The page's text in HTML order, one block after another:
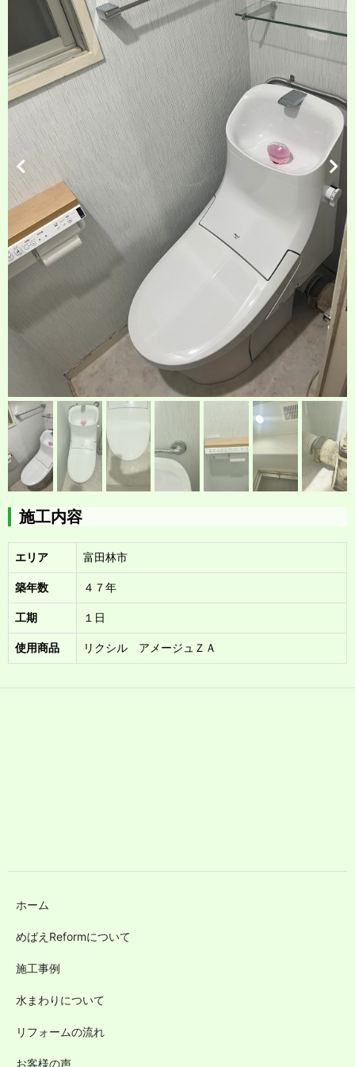
施工内容
エリア 富田林市
築年数 ４７年
工期 １日
使用商品 リクシル アメージュＺＡ
ホーム
めばえReformについて
施工事例
水まわりについて
リフォームの流れ
お客様の声